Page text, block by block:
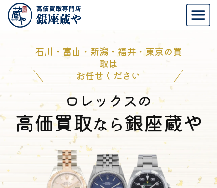
石川・富山・新潟・福井・東京の買
取は
お任せください
ロレックスの
高価買取なら銀座蔵や